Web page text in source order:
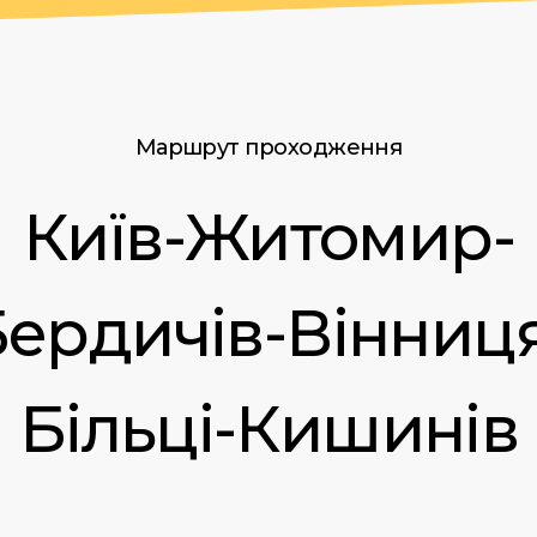
Маршрут проходження
Київ-Житомир-
Більці-Кишинів